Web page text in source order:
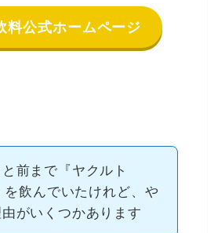
料公式ホームページ
前まで『ヤクルト
を飲んでいたけれど、や
がいくつかあります